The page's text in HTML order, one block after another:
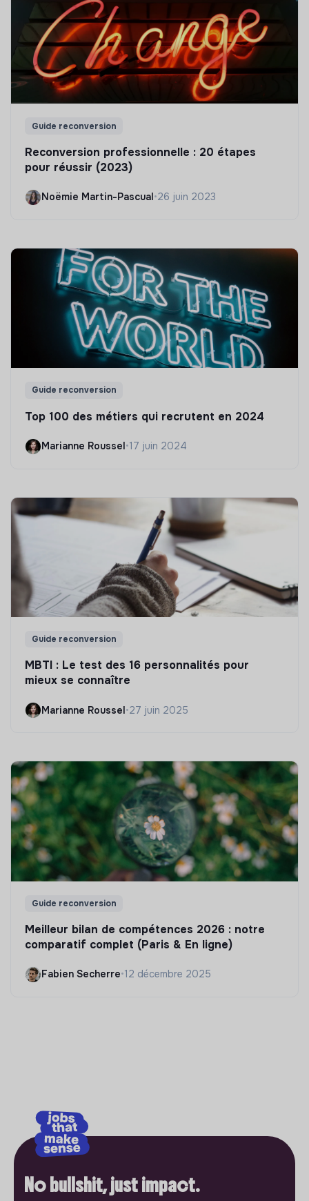
Guide reconversion
Reconversion professionnelle : 20 étapes
pour réussir (2023)
Noëmie Martin-Pascual •26 juin 2023
Guide reconversion
Top 100 des métiers qui recrutent en 2024
Marianne Roussel•17 juin 2024
Guide reconversion
MBTI : Le test des 16 personnalités pour
mieux se connaître
Marianne Roussel•27 juin 2025
Guide reconversion
Meilleur bilan de compétences 2026 : notre
comparatif complet (Paris & En ligne)
Fabien Secherre•12 décembre 2025
No bullshit, just impact.